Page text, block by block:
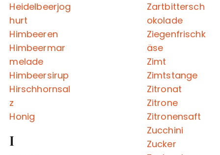
Heidelbeerjog
hurt
Himbeeren
Himbeermar
melade
Himbeersirup
Hirschhornsal
z
Honig
I
Zartbittersch
okolade
Ziegenfrischk
äse
Zimt
Zimtstange
Zitronat
Zitrone
Zitronensaft
Zucchini
Zucker